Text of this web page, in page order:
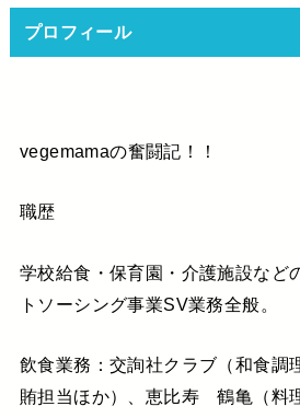
プロフィール
vegemamaの奮闘記！！
職歴
学校給食・保育園・介護施設など
トソーシング事業SV業務全般。
飲食業務：交詢社クラブ（和食調
賄担当ほか）、恵比寿 鶴亀（料